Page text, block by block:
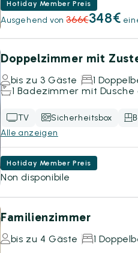
Hotiday Member Preis
Ausgehend von 366€348€
Doppelzimmer mit
bis zu 3 Gäste
1
1 Badezimmer mit
TV Sicherheitsbox
Alle anzeigen
Hotiday Member Preis
Non disponibile
Familienzimmer
bis zu 4 Gäste 1